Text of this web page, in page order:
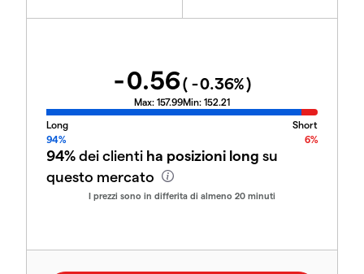
-0.56( -0.36%)
Max: 157.99Min: 152.21
Long
Short
94%
6%
94%dei clienti ha posizioni long su
questo mercato
I prezzi sono in differita di almeno 20 minuti